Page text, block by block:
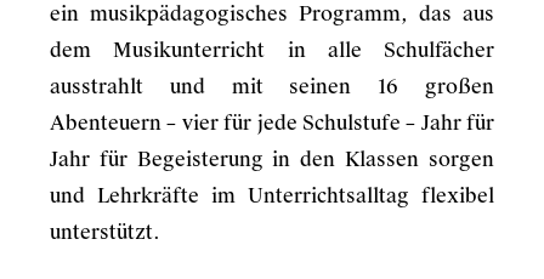
ein musikpädagogisches Programm, das aus
dem Musikunterricht in alle Schulfächer
ausstrahlt und mit seinen 16 großen
Abenteuern – vier für jede Schulstufe – Jahr für
Jahr für Begeisterung in den Klassen sorgen
und Lehrkräfte im Unterrichtsalltag flexibel
unterstützt.